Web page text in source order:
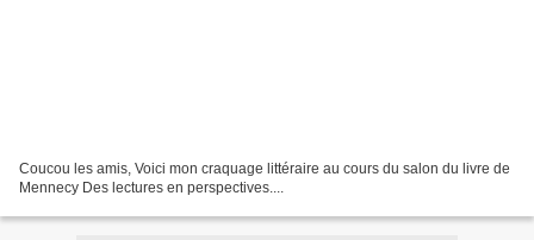
Coucou les amis, Voici mon craquage littéraire au cours du salon du livre de
Mennecy Des lectures en perspectives....